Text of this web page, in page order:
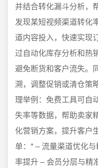
并结合转化漏斗分析，
发现某短视频渠道转化
道内容投入，快速实现
过自动化库存分析和热
避免断货和客户流失。
溯，调整促销或清仓策
理举例：免费工具可自
失率等数据，帮助卖家
化营销方案，提升客户
单：* – 流量渠道优化
率提升 – 会员分层与精